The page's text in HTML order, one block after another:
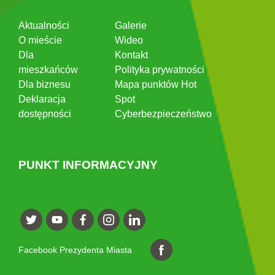
Aktualności
O mieście
Dla
mieszkańców
Dla biznesu
Deklaracja
dostępności
Galerie
Wideo
Kontakt
Polityka prywatności
Mapa punktów Hot
Spot
Cyberbezpieczeństwo
PUNKT INFORMACYJNY
Facebook Prezydenta Miasta